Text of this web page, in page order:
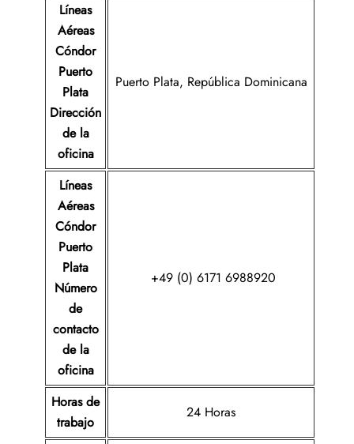
Líneas
Aéreas
Cóndor
Puerto
Plata
Dirección
de la
oficina
Puerto Plata, República Dominicana
Líneas
Aéreas
Cóndor
Puerto
Plata
Número
de
contacto
de la
oficina
+49 (0) 6171 6988920
Horas de
trabajo
24 Horas